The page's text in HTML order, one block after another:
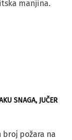
manjina.
SNAGA, JUČER
požara na